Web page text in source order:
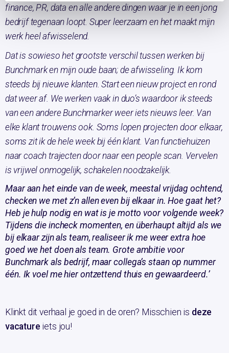
finance, PR, data en alle andere dingen waar je in een jong
bedrijf tegenaan loopt. Super leerzaam en het maakt mijn
werk heel afwisselend.
Dat is sowieso het grootste verschil tussen werken bij
Bunchmark en mijn oude baan; de afwisseling. Ik kom
steeds bij nieuwe klanten. Start een nieuw project en rond
dat weer af. We werken vaak in duo’s waardoor ik steeds
van een andere Bunchmarker weer iets nieuws leer. Van
elke klant trouwens ook. Soms lopen projecten door elkaar,
soms zit ik de hele week bij één klant. Van functiehuizen
naar coach trajecten door naar een people scan. Vervelen
is vrijwel onmogelijk, schakelen noodzakelijk.
Maar aan het einde van de week, meestal vrijdag ochtend,
checken we met z’n allen even bij elkaar in. Hoe gaat het?
Heb je hulp nodig en wat is je motto voor volgende week?
Tijdens die incheck momenten, en überhaupt altijd als we
bij elkaar zijn als team, realiseer ik me weer extra hoe
goed we het doen als team. Grote ambitie voor
Bunchmark als bedrijf, maar collega’s staan op nummer
één. Ik voel me hier ontzettend thuis en gewaardeerd.’
Klinkt dit verhaal je goed in de oren? Misschien is deze
vacature iets jou!